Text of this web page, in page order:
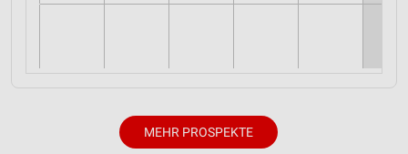
MEHR PROSPEKTE